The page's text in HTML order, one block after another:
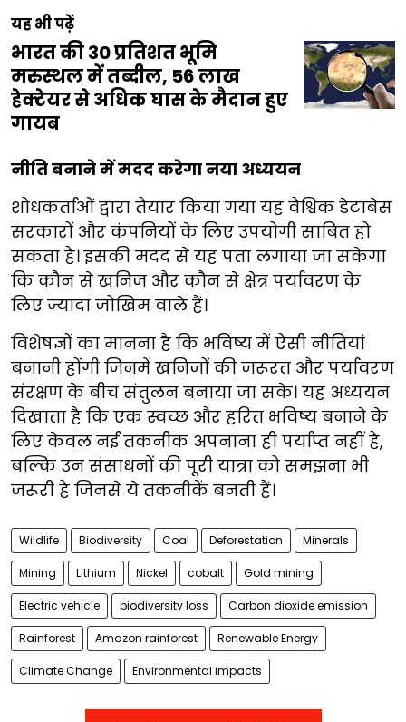
यह भी पढ़ें
भारत की 30 प्रतिशत भूमि
मरुस्थल में तब्दील, 56 लाख
हेक्टेयर से अधिक घास के मैदान हुए
गायब
नीति बनाने में मदद करेगा नया अध्ययन
शोधकर्ताओं द्वारा तैयार किया गया यह वैश्विक डेटाबेस
सरकारों और कंपनियों के लिए उपयोगी साबित हो
सकता है। इसकी मदद से यह पता लगाया जा सकेगा
कि कौन से खनिज और कौन से क्षेत्र पर्यावरण के
लिए ज्यादा जोखिम वाले हैं।
विशेषज्ञों का मानना है कि भविष्य में ऐसी नीतियां
बनानी होंगी जिनमें खनिजों की जरूरत और पर्यावरण
संरक्षण के बीच संतुलन बनाया जा सके। यह अध्ययन
दिखाता है कि एक स्वच्छ और हरित भविष्य बनाने के
लिए केवल नई तकनीक अपनाना ही पर्याप्त नहीं है,
बल्कि उन संसाधनों की पूरी यात्रा को समझना भी
जरूरी है जिनसे ये तकनीकें बनती हैं।
Wildlife Biodiversity Coal Deforestation Minerals
Mining Lithium Nickel cobalt Gold mining
Electric vehicle biodiversity loss Carbon dioxide emission
Rainforest Amazon rainforest Renewable Energy
Climate Change Environmental impacts